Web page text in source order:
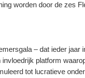
worden door de zes
– dat ieder jaar
platform
tot lucratieve